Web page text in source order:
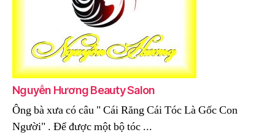
Nguyễn Hương Beauty Salon
Ông bà xưa có câu " Cái Răng Cái Tóc Là Gốc Con
Người" . Để được một bộ tóc ...